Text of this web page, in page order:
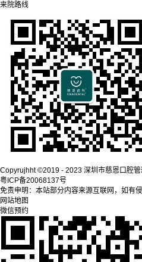
来院路线
Copyrujhht ©2019 - 2023 深圳市慈恩口腔管
粤ICP备20068137号
免责申明：本站部分内容来源互联网，如有
网站地图
微信预约